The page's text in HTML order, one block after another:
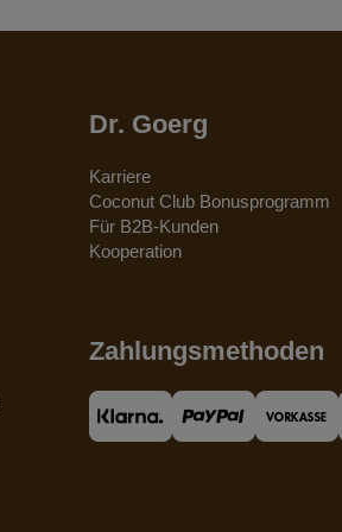
Dr. Goerg
Karriere
Coconut Club Bonusprogramm
Für B2B-Kunden
Kooperation
Zahlungsmethoden